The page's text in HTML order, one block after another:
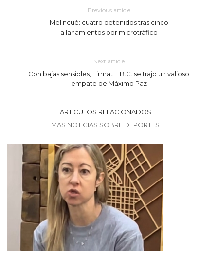
Previous article
Melincué: cuatro detenidos tras cinco
allanamientos por microtráfico
Next article
Con bajas sensibles, Firmat F.B.C. se trajo un valioso
empate de Máximo Paz
ARTICULOS RELACIONADOS
MAS NOTICIAS SOBRE DEPORTES